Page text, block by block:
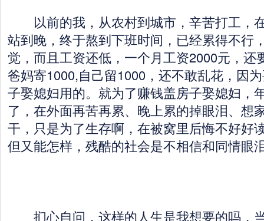
以前的我，从农村到城市，辛苦打工，
站到晚，终于熬到下班时间，已经累得不行
觉，而且工资还低，一个月工资2000元，还
爸妈寄1000,自己留1000，还不敢乱花，因
子娶媳妇用的。就为了赚钱盖房子娶媳妇，
了，在外面再苦再累、晚上累的掉眼泪、想
干，只是为了生存啊，在被窝里后悔不好好
但又能怎样，残酷的社会是不相信和同情眼
扪心自问，这样的人生是我想要的吗，